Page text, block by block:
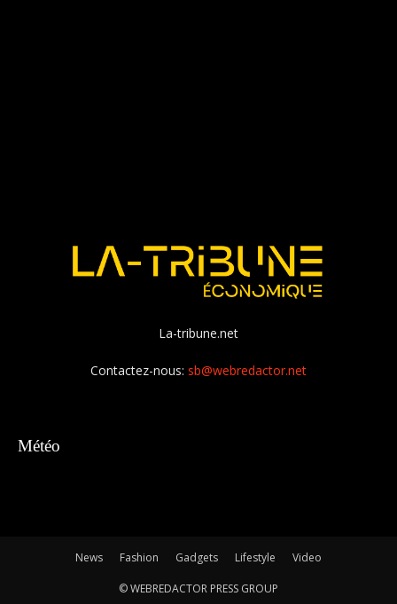
La-tribune.net
Contactez-nous: sb@webredactor.net
Météo
News Fashion Gadgets Lifestyle Video
© WEBREDACTOR PRESS GROUP